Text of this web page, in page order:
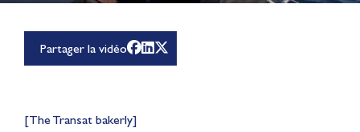
Partager la vidéo
[The Transat bakerly]